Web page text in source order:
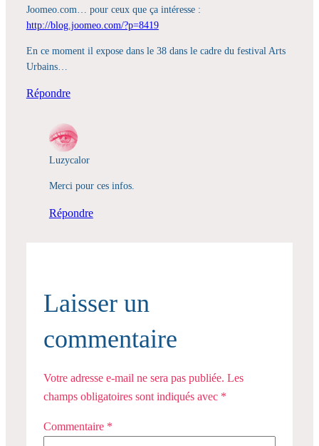
Joomeo.com… pour ceux que ça intéresse :
http://blog.joomeo.com/?p=8419
En ce moment il expose dans le 38 dans le cadre du festival Arts
Urbains…
Répondre
Luzycalor
Merci pour ces infos.
Répondre
Laisser un
commentaire
Votre adresse e-mail ne sera pas publiée. Les
champs obligatoires sont indiqués avec *
Commentaire *